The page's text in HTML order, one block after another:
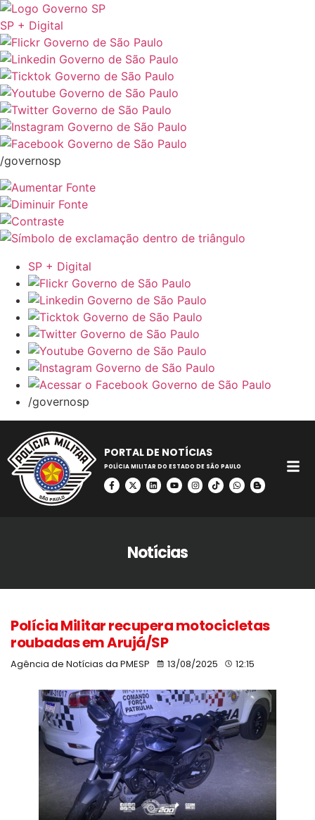
SP + Digital
/governosp
SP + Digital
/governosp
PORTAL DE NOTÍCIAS
POLÍCIA MILITAR DO ESTADO DE SÃO PAULO
Notícias
Polícia Militar recupera motocicletas
roubadas em Arujá/SP
Agência de Notícias da PMESP 13/08/2025 12:15